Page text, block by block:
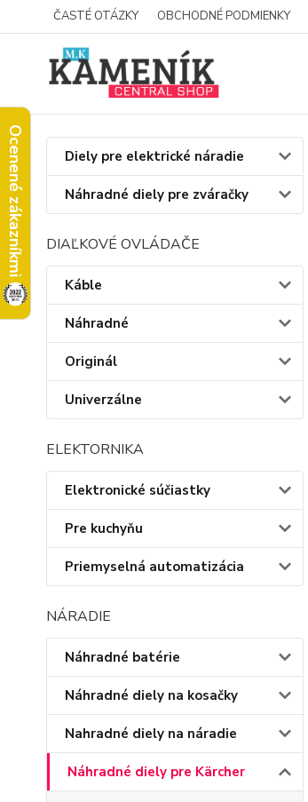
Ocenené zákazníkmi
ČASTÉ OTÁZKY OBCHODNÉ PODMIENKY
Diely pre elektrické náradie
Náhradné diely pre zváračky
DIAĽKOVÉ OVLÁDAČE
Káble
Náhradné
Originál
Univerzálne
ELEKTORNIKA
Elektronické súčiastky
Pre kuchyňu
Priemyselná automatizácia
NÁRADIE
Náhradné batérie
Náhradné diely na kosačky
Nahradné diely na náradie
Náhradné diely pre Kärcher